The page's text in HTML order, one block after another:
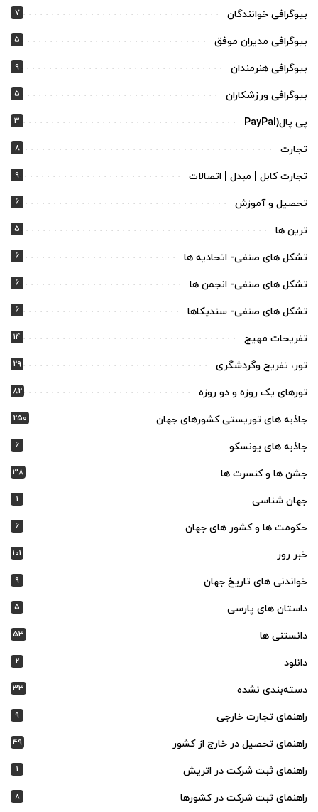
بیوگرافی خوانندگان 7
بیوگرافی مدیران موفق 5
بیوگرافی هنرمندان 9
بیوگرافی ورزشکاران 5
پی پال(PayPal 3
تجارت 8
تجارت کابل | مبدل | اتصالات 9
تحصیل و آموزش 6
ترین ها 5
تشکل های صنفی- اتحادیه ها 6
تشکل های صنفی- انجمن ها 6
تشکل های صنفی- سندیکاها 6
تفریحات مهیج 14
تور، تفریح وگردشگری 29
تورهای یک روزه و دو روزه 82
جاذبه های توریستی کشورهای جهان 250
جاذبه های یونسکو 6
جشن ها و کنسرت ها 38
جهان شناسی 1
حکومت ها و کشور های جهان 6
خبر روز 101
خواندنی های تاریخ جهان 9
داستان های پارسی 5
دانستنی ها 53
دانلود 2
دسته‌بندی نشده 33
راهنمای تجارت خارجی 9
راهنمای تحصیل در خارج از کشور 49
راهنمای ثبت شرکت در اتریش 1
راهنمای ثبت شرکت در کشورها 8